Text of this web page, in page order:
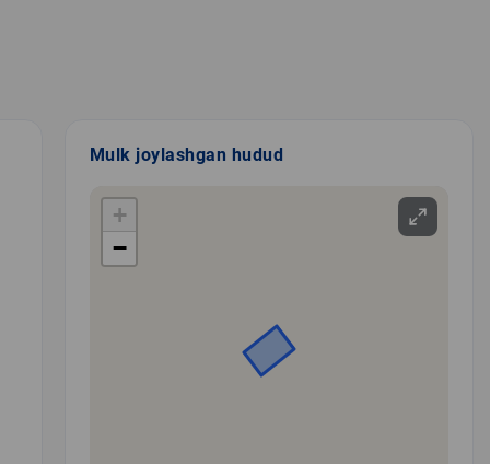
Mulk joylashgan hudud
+
−